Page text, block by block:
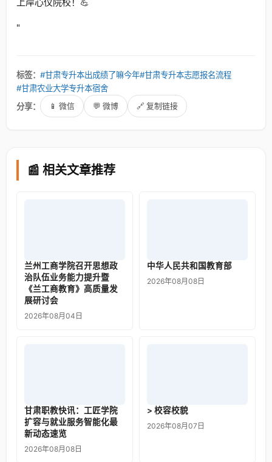
"
标签： #甘肃专升本出成绩了嘛今年#甘肃专升本志愿报名流程
#甘肃农业大学专升本宿舍
分享：
📱 微信 💬 微博 🔗 复制链接
📰 相关文章推荐
兰州工商学院召开思想政
治队伍业务能力提升暨
《兰工商教育》高质量发
展研讨会
2026年08月04日
中华人民共和国教育部
2026年08月08日
甘肃职教快讯：工匠学院
扩容与就业服务智能化最
新动态速览
2026年08月08日
> 校容校貌
2026年08月07日